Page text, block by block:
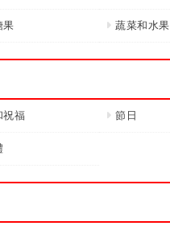
果 蔬菜和水果
祝福 節日